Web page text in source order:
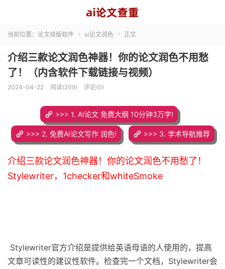
当前位置： 论文排版软件  ai论文润色  正文
介绍三款论文润色神器！你的论文润色不用愁
了！（内含软件下载链接与视频）
2024-04-22 阅读(209) 评论(0)
>>> 1. AI论文 免费大纲 10分钟3万字!
>>> 2. 免费AI论文写作 润色! >>> 3. 学术导航推荐
介绍三款论文润色神器！你的论文润色不用愁了！
Stylewriter，1checker和whiteSmoke
Stylewriter官方介绍是提供给英语母语的人使用的，提高
文章可读性的建议性软件。检查完一个文档，Stylewriter会